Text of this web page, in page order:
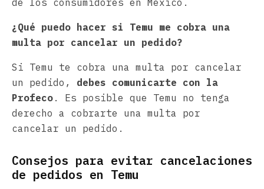
de los consumidores en México.
¿Qué puedo hacer si Temu me cobra una
multa por cancelar un pedido?
Si Temu te cobra una multa por cancelar
un pedido, debes comunicarte con la
Profeco . Es posible que Temu no tenga
derecho a cobrarte una multa por
cancelar un pedido.
Consejos para evitar cancelaciones
de pedidos en Temu